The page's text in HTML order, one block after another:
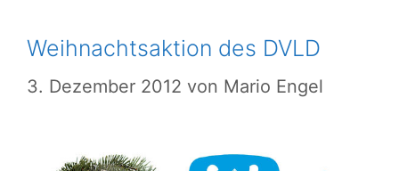
Weihnachtsaktion des DVLD
3. Dezember 2012 von Mario Engel